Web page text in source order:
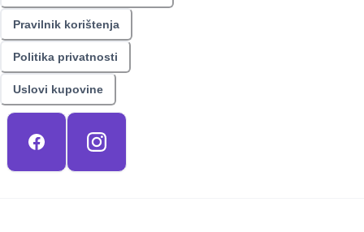
Pravilnik korištenja
Politika privatnosti
Uslovi kupovine